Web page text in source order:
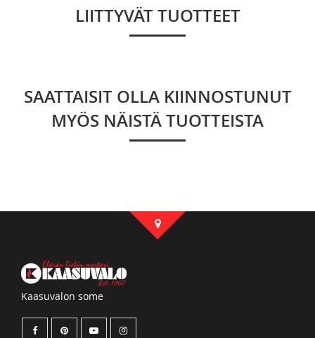
LIITTYVÄT TUOTTEET
SAATTAISIT OLLA KIINNOSTUNUT
MYÖS NÄISTÄ TUOTTEISTA
Kaasuvalon some